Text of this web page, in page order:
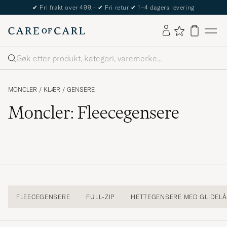
✔ Fri frakt over 499,- ✔ Fri retur ✔ 1–4 dagers levering
Søk
MONCLER / KLÆR / GENSERE
Moncler: Fleecegensere
FLEECEGENSERE FULL-ZIP HETTEGENSERE MED